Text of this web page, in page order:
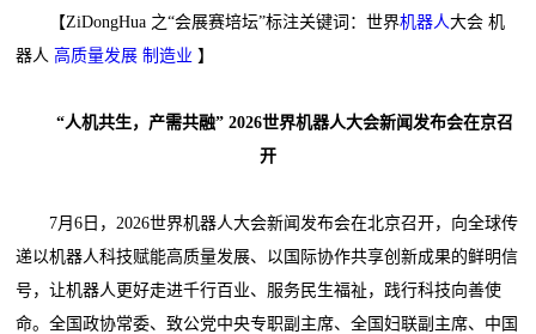
【ZiDongHua 之“会展赛培坛”标注关键词：世界机器人大会 机
器人 高质量发展 制造业 】
“人机共生，产需共融” 2026世界机器人大会新闻发布会在京召
开
7月6日，2026世界机器人大会新闻发布会在北京召开，向全球传
递以机器人科技赋能高质量发展、以国际协作共享创新成果的鲜明信
号，让机器人更好走进千行百业、服务民生福祉，践行科技向善使
命。全国政协常委、致公党中央专职副主席、全国妇联副主席、中国